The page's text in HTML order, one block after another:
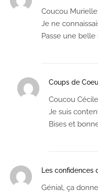
Coucou
Je ne
Passe une
Coups de
Coucou
Je suis
Bises et
Les confidences
Génial, ça